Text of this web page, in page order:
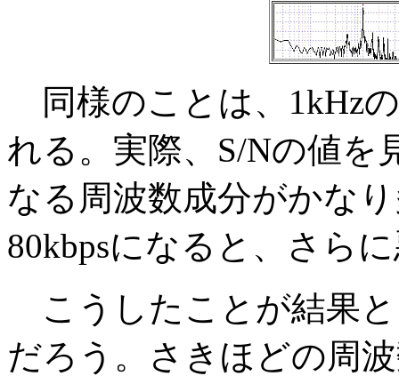
同様のことは、1kHz
れる。実際、S/Nの値を
なる周波数成分がかな
80kbpsになると、さら
こうしたことが結果
だろう。さきほどの周